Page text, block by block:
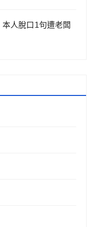
人脫口1句遭老闆